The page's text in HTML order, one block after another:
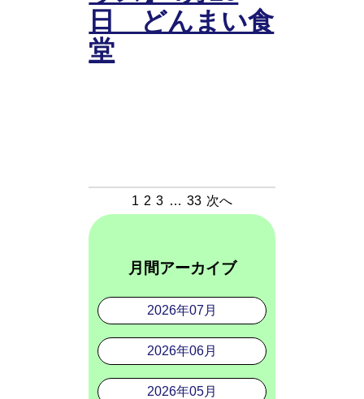
月間アーカイブ
2026年07月
2026年06月
2026年05月
日 どんまい食
堂
1 2 3 … 33 次へ